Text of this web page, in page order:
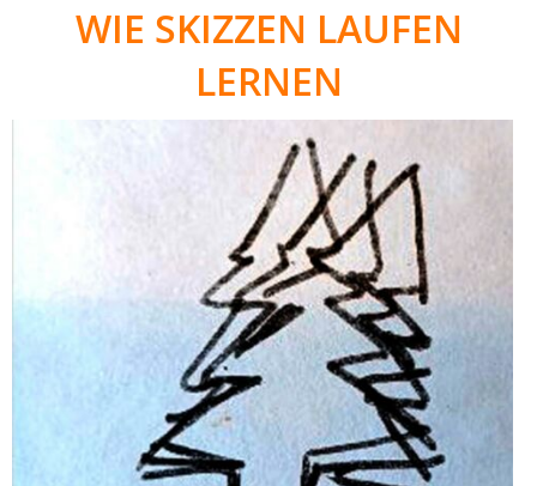
WIE SKIZZEN LAUFEN
LERNEN